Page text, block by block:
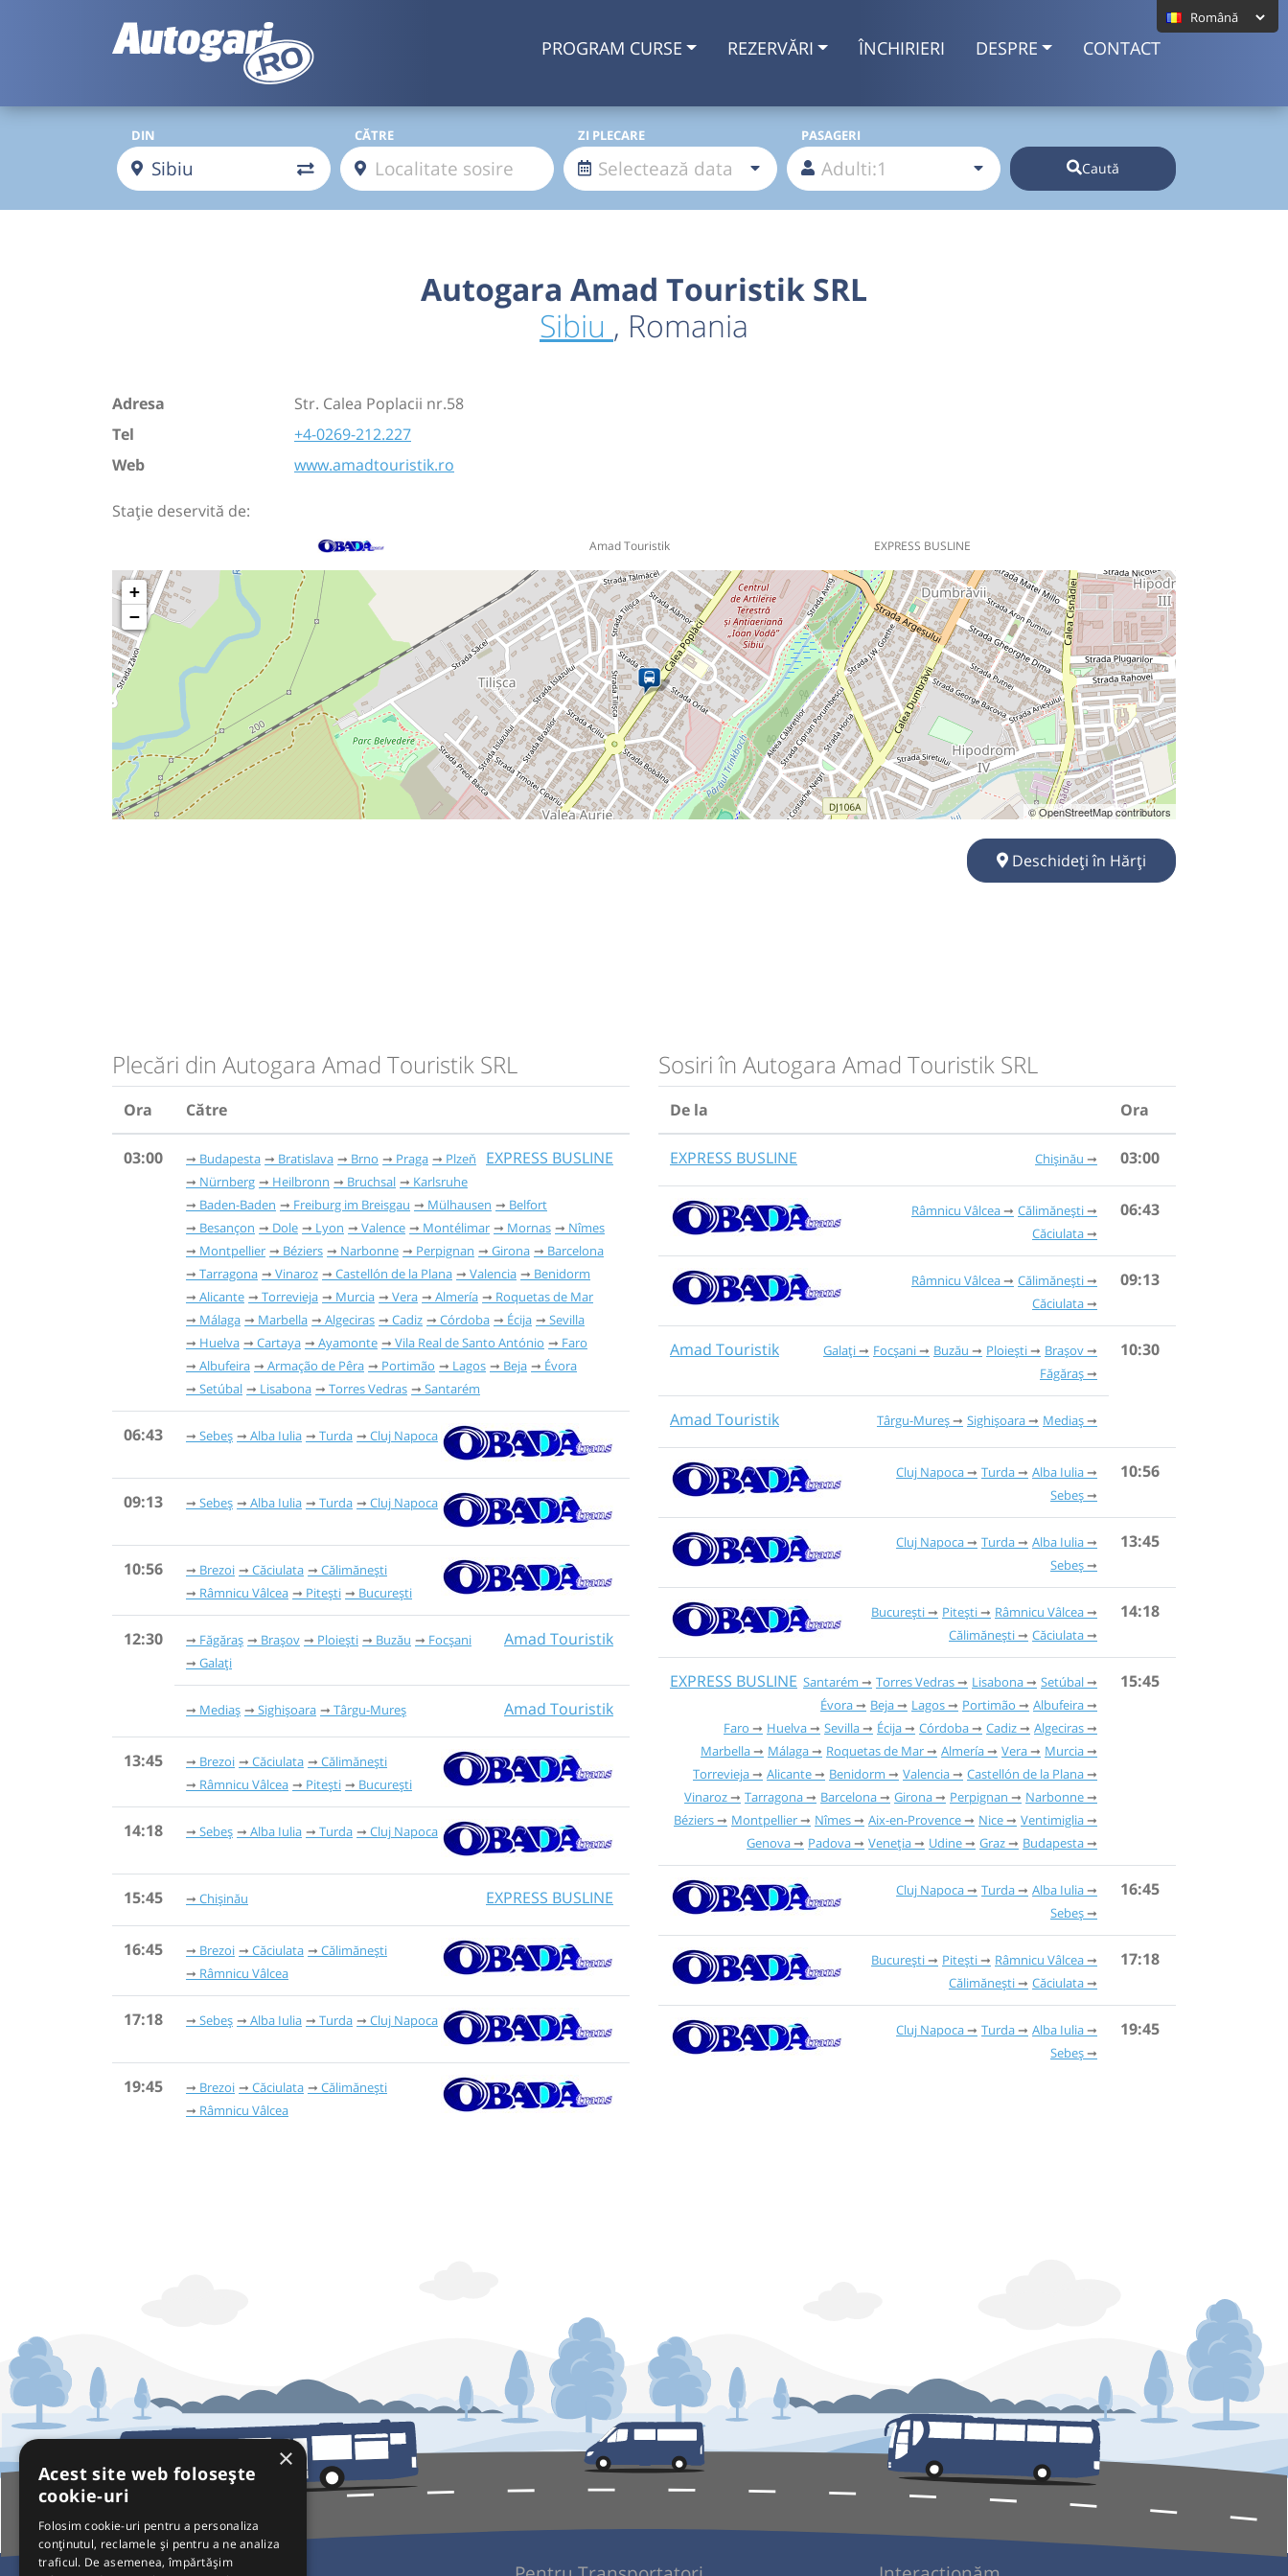
PROGRAM CURSE REZERVĂRI ÎNCHIRIERI DESPRE CONTACT
DIN CĂTRE ZI PLECARE PASAGERI
Caută
Autogara Amad Touristik SRL
Sibiu , Romania
Adresa
Str. Calea Poplacii nr.58
Tel
+4-0269-212.227
Web
www.amadtouristik.ro
Stație deservită de:
Amad Touristik EXPRESS BUSLINE
+
−
© OpenStreetMap contributors
Deschideți în Hărți
Plecări din Autogara Amad Touristik SRL
Ora Către
03:00 EXPRESS BUSLINE
Budapesta Bratislava Brno Praga
Plzeň
Nürnberg
Heilbronn Bruchsal
Karlsruhe
Baden-Baden
Freiburg im Breisgau Mülhausen
Belfort
Besançon
Dole Lyon Valence Montélimar Mornas
Nîmes
Montpellier
Béziers Narbonne Perpignan Girona
Barcelona
Tarragona
Vinaroz Castellón de la Plana Valencia
Benidorm
Alicante
Torrevieja Murcia Vera Almería
Roquetas de Mar
Málaga
Marbella Algeciras Cadiz Córdoba Écija
Sevilla
Huelva
Cartaya Ayamonte Vila Real de Santo António
Faro
Albufeira
Armação de Pêra Portimão Lagos Beja
Évora
Setúbal
Lisabona Torres Vedras Santarém
06:43 Sebeș Alba Iulia Turda Cluj Napoca
09:13 Sebeș Alba Iulia Turda Cluj Napoca
10:56 Brezoi Căciulata
Călimănești
Râmnicu Vâlcea
Pitești București
12:30 Amad Touristik
Făgăraș Brașov Ploiești Buzău
Focșani
Galați
Amad Touristik
Mediaș Sighișoara Târgu-Mureș
13:45 Brezoi Căciulata
Călimănești
Râmnicu Vâlcea
Pitești București
14:18 Sebeș Alba Iulia Turda Cluj Napoca
15:45 EXPRESS BUSLINE
Chișinău
16:45 Brezoi Căciulata
Călimănești
Râmnicu Vâlcea
17:18 Sebeș Alba Iulia Turda Cluj Napoca
19:45 Brezoi Căciulata
Călimănești
Râmnicu Vâlcea
Sosiri în Autogara Amad Touristik SRL
De la Ora
EXPRESS BUSLINE Chișinău 03:00
Râmnicu Vâlcea
Călimănești
Căciulata
06:43
Râmnicu Vâlcea
Călimănești
Căciulata
09:13
Amad Touristik Galați Focșani Buzău Ploiești
Brașov
Făgăraș
10:30
Amad Touristik Târgu-Mureș Sighișoara Mediaș
Cluj Napoca Turda
Alba Iulia
Sebeș
10:56
Cluj Napoca Turda
Alba Iulia
Sebeș
13:45
București Pitești
Râmnicu Vâlcea
Călimănești
Căciulata
14:18
EXPRESS BUSLINE Santarém Torres Vedras Lisabona
Setúbal
Évora
Beja Lagos Portimão
Albufeira
Faro
Huelva Sevilla Écija Córdoba Cadiz
Algeciras
Marbella
Málaga Roquetas de Mar Almería Vera
Murcia
Torrevieja
Alicante Benidorm Valencia
Castellón de la Plana
Vinaroz
Tarragona Barcelona Girona Perpignan
Narbonne
Béziers
Montpellier Nîmes Aix-en-Provence Nice
Ventimiglia
Genova
Padova Veneția Udine Graz Budapesta
15:45
Cluj Napoca Turda
Alba Iulia
Sebeș
16:45
București Pitești
Râmnicu Vâlcea
Călimănești
Căciulata
17:18
Cluj Napoca Turda
Alba Iulia
Sebeș
19:45
×
Acest site web folosește
cookie-uri
Folosim cookie-uri pentru a personaliza
conținutul, reclamele și pentru a ne analiza
traficul. De asemenea, împărtășim